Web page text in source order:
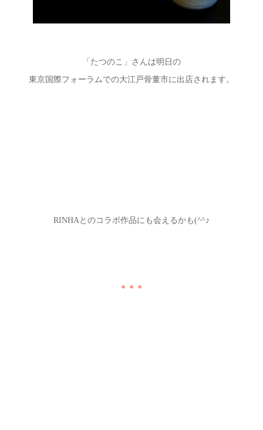
「たつのこ」さんは明日の
東京国際フォーラムでの大江戸骨董市に出店されます。
RINHAとのコラボ作品にも会えるかも(^^♪
＊＊＊